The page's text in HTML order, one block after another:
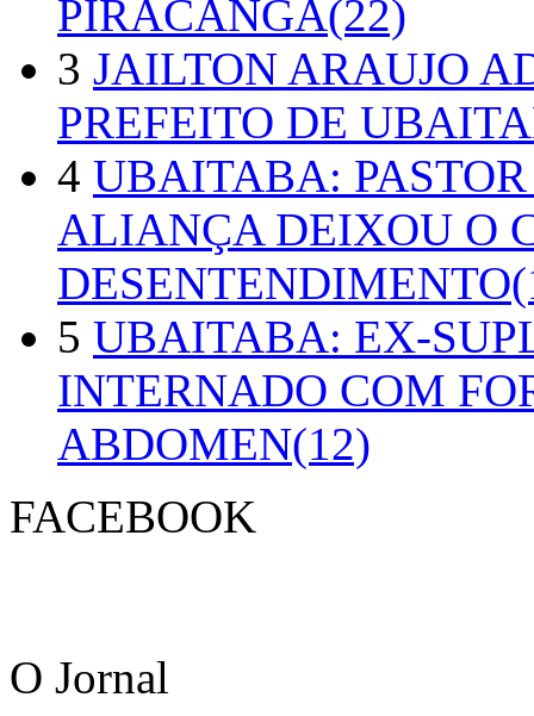
PIRACANGA(22)
3 JAILTON ARAUJO
PREFEITO DE
4 UBAITABA:
ALIANÇA DEIXOU O
5 UBAITABA: EX-
INTERNADO COM
ABDOMEN(12)
FACEBOOK
O Jornal